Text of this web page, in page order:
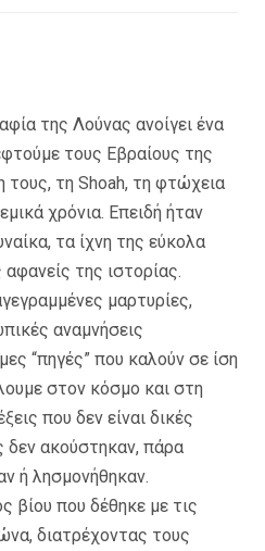
της Λούνας ανοίγει ένα
τους Εβραίους της
τη Shoah, τη φτώχεια
χρόνια. Επειδή ήταν
τα ίχνη της εύκολα
της ιστορίας.
μαρτυρίες,
αναμνήσεις
“πηγές” που καλούν σε ίση
στον κόσμο και στη
που δεν είναι δικές
δεν ακούστηκαν, πάρα
ή λησμονήθηκαν.
βίου που δέθηκε με τις
διατρέχοντας τους